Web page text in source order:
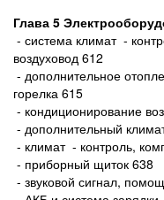
Глава 5
- система климат -
воздуховод 612
- дополнительное
горелка 615
- кондиционирование
- дополнительный
- климат - контроль,
- приборный щиток 638
- звуковой сигнал,